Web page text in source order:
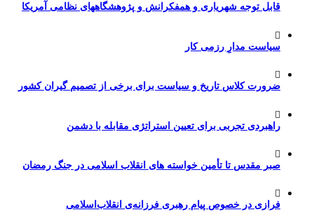
قابل توجه شهریاری و همفکرانش و پژوهشگاههای نظامی آمریکا
سیاست مدارِ رزمی کار
ضرورت کلاس تاریخ و سیاست برای برخی از تصمیم گیران کشور
راهبردی تجربی برای تعیین استراتژی مقابله با دشمن
صبر مقدس تا تأمین خواسته های انقلاب اسلامی در جنگ رمضان
فرازی در خصوص پیام رهبری فرزانه‌ی انقلاب‌اسلامی